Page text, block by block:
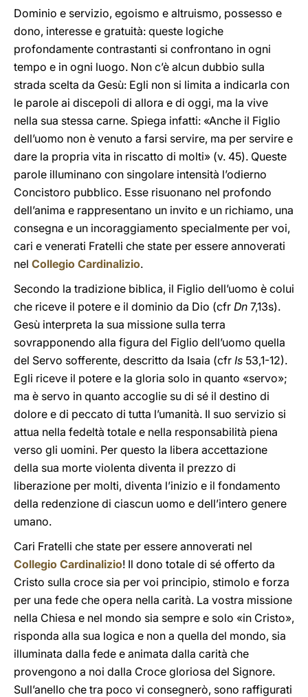
Dominio e servizio, egoismo e altruismo, possesso e
dono, interesse e gratuità: queste logiche
profondamente contrastanti si confrontano in ogni
tempo e in ogni luogo. Non c’è alcun dubbio sulla
strada scelta da Gesù: Egli non si limita a indicarla con
le parole ai discepoli di allora e di oggi, ma la vive
nella sua stessa carne. Spiega infatti: «Anche il Figlio
dell’uomo non è venuto a farsi servire, ma per servire e
dare la propria vita in riscatto di molti» (v. 45). Queste
parole illuminano con singolare intensità l’odierno
Concistoro pubblico. Esse risuonano nel profondo
dell’anima e rappresentano un invito e un richiamo, una
consegna e un incoraggiamento specialmente per voi,
cari e venerati Fratelli che state per essere annoverati
nel Collegio Cardinalizio.
Secondo la tradizione biblica, il Figlio dell’uomo è colui
che riceve il potere e il dominio da Dio (cfr Dn 7,13s).
Gesù interpreta la sua missione sulla terra
sovrapponendo alla figura del Figlio dell’uomo quella
del Servo sofferente, descritto da Isaia (cfr Is 53,1-12).
Egli riceve il potere e la gloria solo in quanto «servo»;
ma è servo in quanto accoglie su di sé il destino di
dolore e di peccato di tutta l’umanità. Il suo servizio si
attua nella fedeltà totale e nella responsabilità piena
verso gli uomini. Per questo la libera accettazione
della sua morte violenta diventa il prezzo di
liberazione per molti, diventa l’inizio e il fondamento
della redenzione di ciascun uomo e dell’intero genere
umano.
Cari Fratelli che state per essere annoverati nel
Collegio Cardinalizio! Il dono totale di sé offerto da
Cristo sulla croce sia per voi principio, stimolo e forza
per una fede che opera nella carità. La vostra missione
nella Chiesa e nel mondo sia sempre e solo «in Cristo»,
risponda alla sua logica e non a quella del mondo, sia
illuminata dalla fede e animata dalla carità che
provengono a noi dalla Croce gloriosa del Signore.
Sull’anello che tra poco vi consegnerò, sono raffigurati